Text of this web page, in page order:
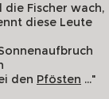
Fischer wach,
diese Leute
den Pfösten ..."